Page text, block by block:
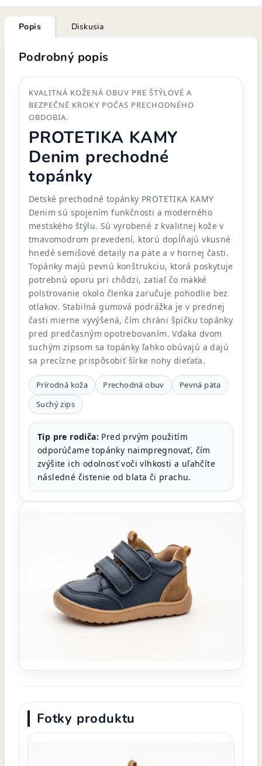
Popis Diskusia
Podrobný popis
KVALITNÁ KOŽENÁ OBUV PRE ŠTÝLOVÉ A
BEZPEČNÉ KROKY POČAS PRECHODNÉHO
OBDOBIA.
PROTETIKA KAMY
Denim prechodné
topánky
Detské prechodné topánky PROTETIKA KAMY
Denim sú spojením funkčnosti a moderného
mestského štýlu. Sú vyrobené z kvalitnej kože v
tmavomodrom prevedení, ktorú dopĺňajú vkusné
hnedé semišové detaily na päte a v hornej časti.
Topánky majú pevnú konštrukciu, ktorá poskytuje
potrebnú oporu pri chôdzi, zatiaľ čo mäkké
polstrovanie okolo členka zaručuje pohodlie bez
otlakov. Stabilná gumová podrážka je v prednej
časti mierne vyvýšená, čím chráni špičku topánky
pred predčasným opotrebovaním. Vďaka dvom
suchým zipsom sa topánky ľahko obúvajú a dajú
sa precízne prispôsobiť šírke nohy dieťaťa.
Prírodná koža Prechodná obuv
Pevná päta
Suchý zips
Tip pre rodiča: Pred prvým použitím
odporúčame topánky naimpregnovať, čím
zvýšite ich odolnosť voči vlhkosti a uľahčíte
následné čistenie od blata či prachu.
Fotky produktu